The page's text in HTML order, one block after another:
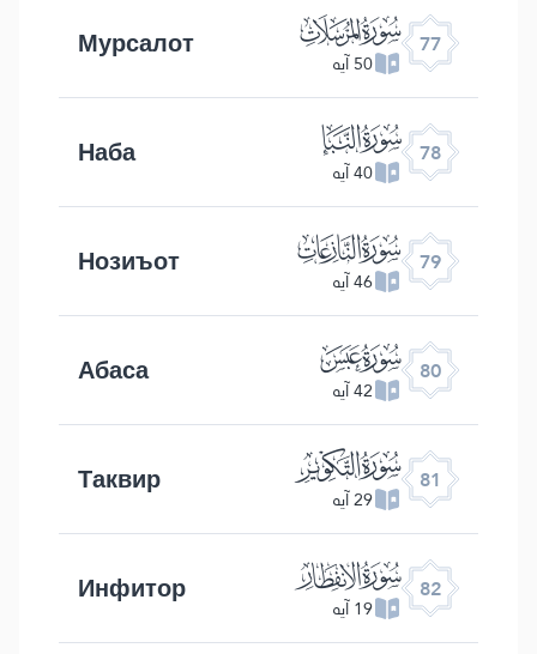
77 ﯺ
50 آیه Мурсалот
78 ﯻ
40 آیه Наба
79 ﯼ
46 آیه Нозиъот
80 ﯽ
42 آیه Абаса
81 ﯾ
29 آیه Таквир
82 ﯿ
19 آیه Инфитор